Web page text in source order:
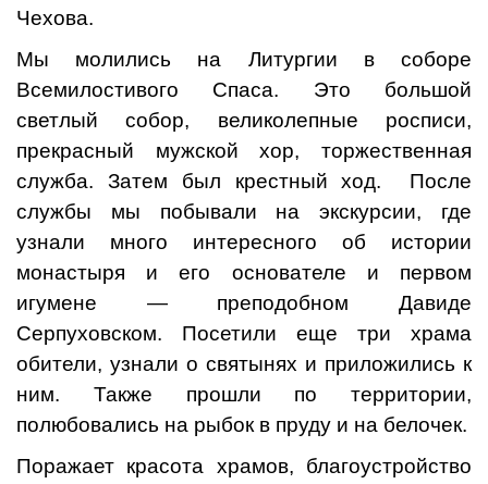
Чехова.
Мы молились на Литургии в соборе
Всемилостивого Спаса. Это большой
светлый собор, великолепные росписи,
прекрасный мужской хор, торжественная
служба. Затем был крестный ход. После
службы мы побывали на экскурсии, где
узнали много интересного об истории
монастыря и его основателе и первом
игумене — преподобном Давиде
Серпуховском. Посетили еще три храма
обители, узнали о святынях и приложились к
ним. Также прошли по территории,
полюбовались на рыбок в пруду и на белочек.
Поражает красота храмов, благоустройство